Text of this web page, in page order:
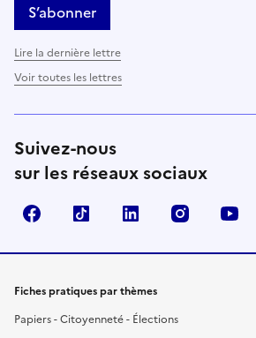
S’abonner
Lire la dernière lettre
Voir toutes les lettres
Suivez-nous
sur les réseaux sociaux
FacebookTikTok LinkedIn Instagram
Fiches pratiques par thèmes
Papiers - Citoyenneté - Élections